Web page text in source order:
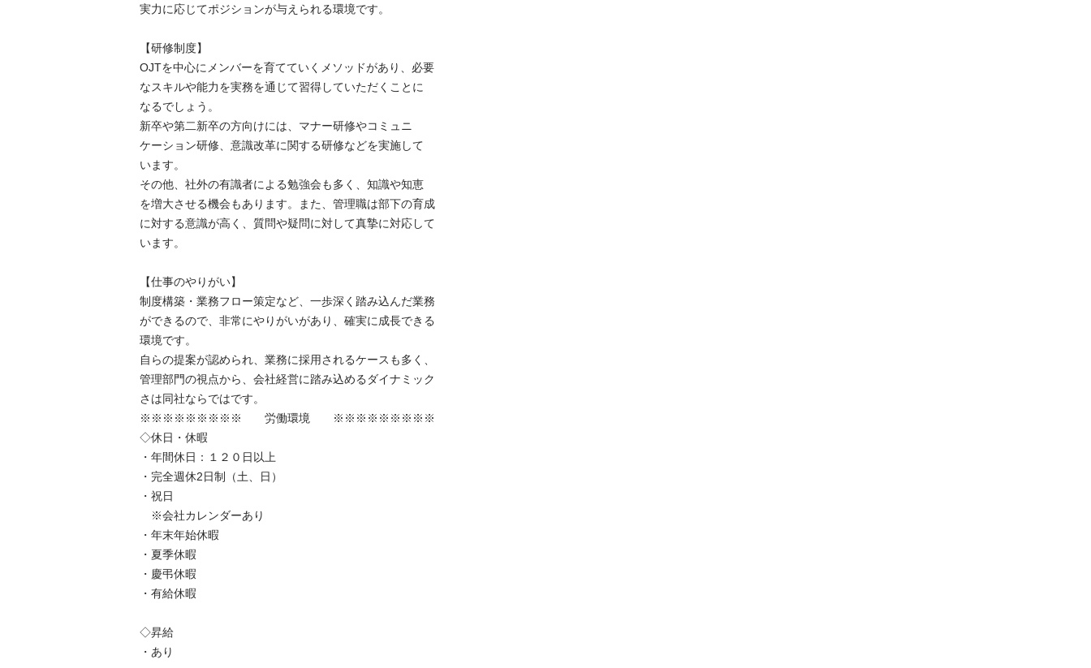
実力に応じてポジションが与えられる環境です。
【研修制度】
OJTを中心にメンバーを育てていくメソッドがあり、必要
なスキルや能力を実務を通じて習得していただくことに
なるでしょう。
新卒や第二新卒の方向けには、マナー研修やコミュニ
ケーション研修、意識改革に関する研修などを実施して
います。
その他、社外の有識者による勉強会も多く、知識や知恵
を増大させる機会もあります。また、管理職は部下の育成
に対する意識が高く、質問や疑問に対して真摯に対応して
います。
【仕事のやりがい】
制度構築・業務フロー策定など、一歩深く踏み込んだ業務
ができるので、非常にやりがいがあり、確実に成長できる
環境です。
自らの提案が認められ、業務に採用されるケースも多く、
管理部門の視点から、会社経営に踏み込めるダイナミック
さは同社ならではです。
※※※※※※※※※　　労働環境　　※※※※※※※※※
◇休日・休暇
・年間休日：１２０日以上
・完全週休2日制（土、日）
・祝日
※会社カレンダーあり
・年末年始休暇
・夏季休暇
・慶弔休暇
・有給休暇
◇昇給
・あり